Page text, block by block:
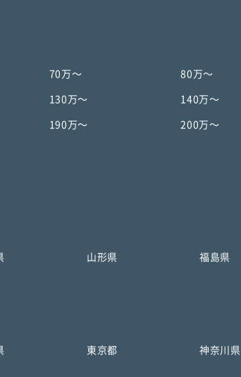
70万〜 80万〜
130万〜 140万〜
190万〜 200万〜
山形県 福島県
東京都 神奈川県